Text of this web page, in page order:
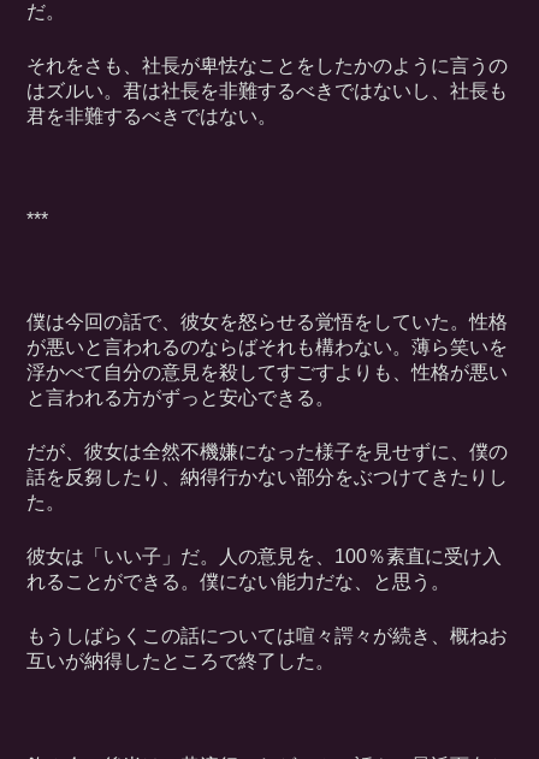
だ。
それをさも、社長が卑怯なことをしたかのように言うの
はズルい。君は社長を非難するべきではないし、社長も
君を非難するべきではない。
***
僕は今回の話で、彼女を怒らせる覚悟をしていた。性格
が悪いと言われるのならばそれも構わない。薄ら笑いを
浮かべて自分の意見を殺してすごすよりも、性格が悪い
と言われる方がずっと安心できる。
だが、彼女は全然不機嫌になった様子を見せずに、僕の
話を反芻したり、納得行かない部分をぶつけてきたりし
た。
彼女は「いい子」だ。人の意見を、100％素直に受け入
れることができる。僕にない能力だな、と思う。
もうしばらくこの話については喧々諤々が続き、概ねお
互いが納得したところで終了した。